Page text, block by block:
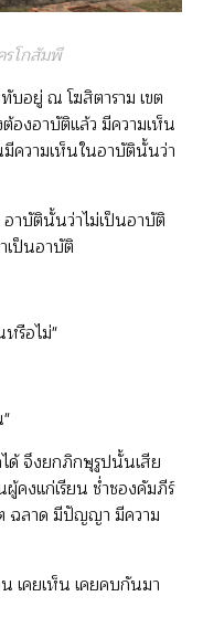
รโกสัมพี
บอยู่ ณ โฆสิตาราม เขต
งอาบัติแล้ว มีความเห็น
ความเห็นในอาบัตินั้นว่า
าบัตินั้นว่าไม่เป็นอาบัติ
เป็นอาบัติ
รือไม่"
ด้ จึงยกภิกษุรูปนั้นเสีย
คงแก่เรียน ช่ำชองคัมภีร์
ฉลาด มีปัญญา มีความ
เคยเห็น เคยคบกันมา